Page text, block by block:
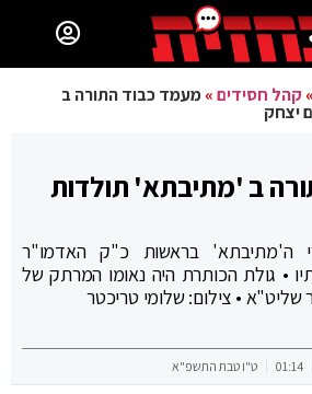
» קהל חסידים»מעמד כבוד התורה ב
יצחק
ב 'מתיבתא' תולדות
ה'מתיבתא' בראשות כ"ק האדמו"ר
• גולת הכותרת היה נאומו המרתק של
שליט"א • צילום: שלומי טריכטר
01:14 ט"ו טבת התשפ"א